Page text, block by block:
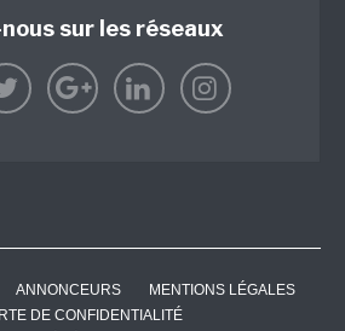
sur les réseaux
ANNONCEURS
MENTIONS LÉGALES
DE CONFIDENTIALITÉ